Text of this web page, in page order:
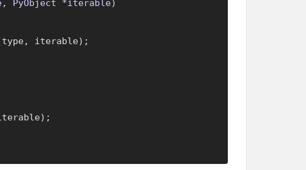
PyObject *iterable)
iterable);